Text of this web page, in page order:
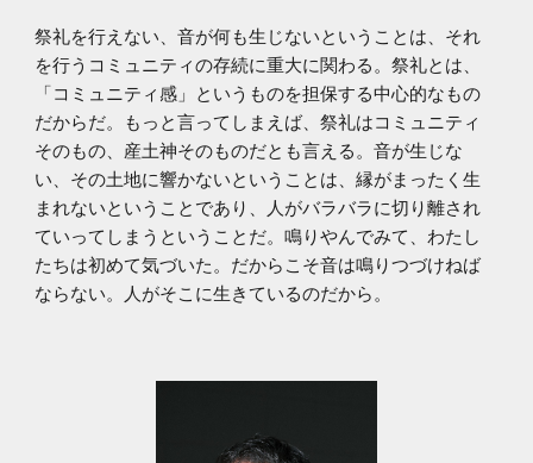
祭礼を行えない、音が何も生じないということは、それ
を行うコミュニティの存続に重大に関わる。祭礼とは、
「コミュニティ感」というものを担保する中心的なもの
だからだ。もっと言ってしまえば、祭礼はコミュニティ
そのもの、産土神そのものだとも言える。音が生じな
い、その土地に響かないということは、縁がまったく生
まれないということであり、人がバラバラに切り離され
ていってしまうということだ。鳴りやんでみて、わたし
たちは初めて気づいた。だからこそ音は鳴りつづけねば
ならない。人がそこに生きているのだから。